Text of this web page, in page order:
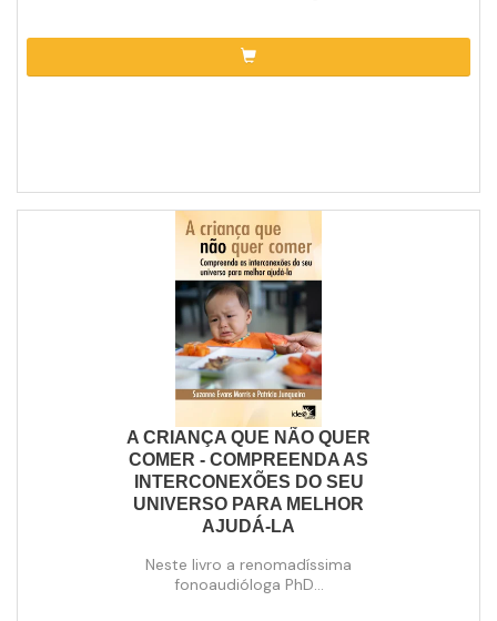
A CRIANÇA QUE NÃO QUER
COMER - COMPREENDA AS
INTERCONEXÕES DO SEU
UNIVERSO PARA MELHOR
AJUDÁ-LA
Neste livro a renomadíssima
fonoaudióloga PhD...